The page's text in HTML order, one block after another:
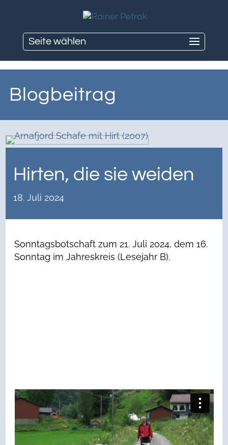
Seite wählen
Blogbeitrag
Hirten, die sie weiden
18. Juli 2024
Sonntagsbotschaft zum 21. Juli 2024, dem 16.
Sonntag im Jahreskreis (Lesejahr B).